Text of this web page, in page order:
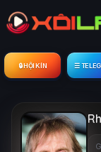
🔒︎ HỘI KÍN ☰